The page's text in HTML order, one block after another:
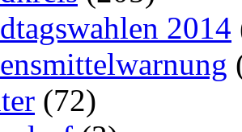
2014
(72)